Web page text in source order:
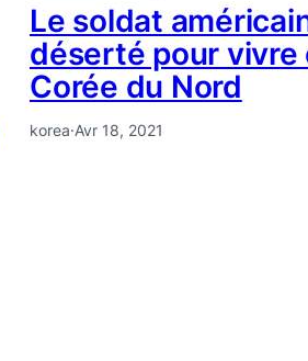
Le soldat
déserté pour vivre
Corée du Nord
korea·Avr 18, 2021